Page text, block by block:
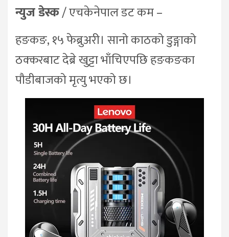
न्युज डेस्क/ एचकेनेपाल डट कम –
हङकङ, १५ फेब्रुअरी। सानो काठको डुङ्गाको
ठक्करबाट देब्रे खुट्टा भाँचिएपछि हङकङका
पौडीबाजको मृत्यु भएको छ।